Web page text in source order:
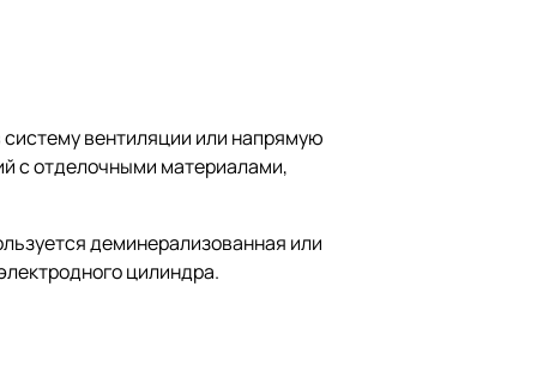
вентиляции или напрямую
с отделочными материалами,
деминерализованная или
цилиндра.